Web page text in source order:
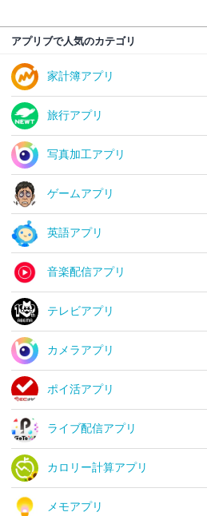
アプリブで人気のカテゴリ
家計簿アプリ
旅行アプリ
写真加工アプリ
ゲームアプリ
英語アプリ
音楽配信アプリ
テレビアプリ
カメラアプリ
ポイ活アプリ
ライブ配信アプリ
カロリー計算アプリ
メモアプリ